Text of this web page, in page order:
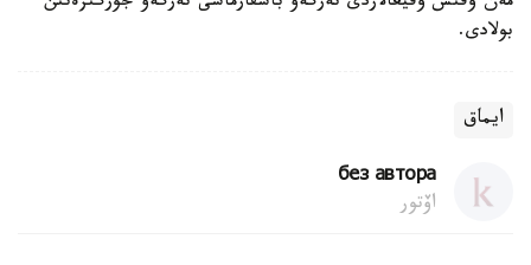
بولادى.
ايماق
без автора
اۆتور